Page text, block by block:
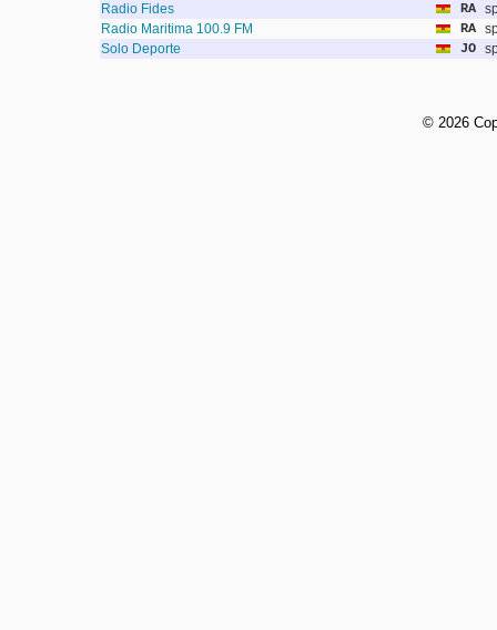
Radio Fides
RA
Radio Maritima 100.9 FM
RA
Solo Deporte
JO
© 2026